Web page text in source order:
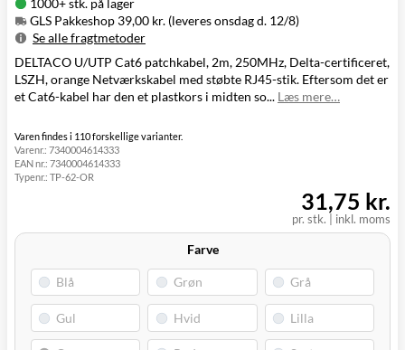
1000+ stk. på lager
GLS Pakkeshop 39,00 kr. (leveres onsdag d. 12/8)
Se alle fragtmetoder
Metode
Pris
Leveres
GLS Pakkeshop
39,00 kr.
Onsdag d. 12/8
GLS
GLS Erhverv
49,00 kr.
Click&Collect i
Svenstrup
(9230)
DELTACO U/UTP Cat6 patchkabel, 2m, 250MHz, Delta-certificeret,
LSZH, orange Netværkskabel med støbte RJ45-stik. Eftersom det er
et Cat6-kabel har den et plastkors i midten so... Læs mere…
Varen findes i 110 forskellige varianter.
Varenr.: 7340004614333
EAN nr.: 7340004614333
Typenr.: TP-62-OR
pr. stk. inkl. moms
31,75 kr.
Farve